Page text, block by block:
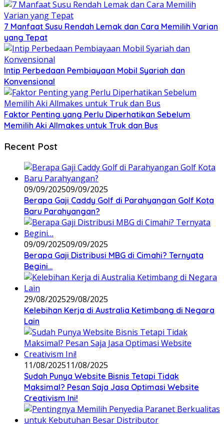
7 Manfaat Susu Rendah Lemak dan Cara Memilih Varian
yang Tepat
Intip Perbedaan Pembiayaan Mobil Syariah dan
Konvensional
Faktor Penting yang Perlu Diperhatikan Sebelum
Memilih Aki Allmakes untuk Truk dan Bus
Recent Post
09/09/202509/09/2025
Berapa Gaji Caddy Golf di Parahyangan Golf Kota
Baru Parahyangan?
09/09/202509/09/2025
Berapa Gaji Distribusi MBG di Cimahi? Ternyata
Begini…
29/08/202529/08/2025
Kelebihan Kerja di Australia Ketimbang di Negara
Lain
11/08/202511/08/2025
Sudah Punya Website Bisnis Tetapi Tidak
Maksimal? Pesan Saja Jasa Optimasi Website
Creativism Ini!